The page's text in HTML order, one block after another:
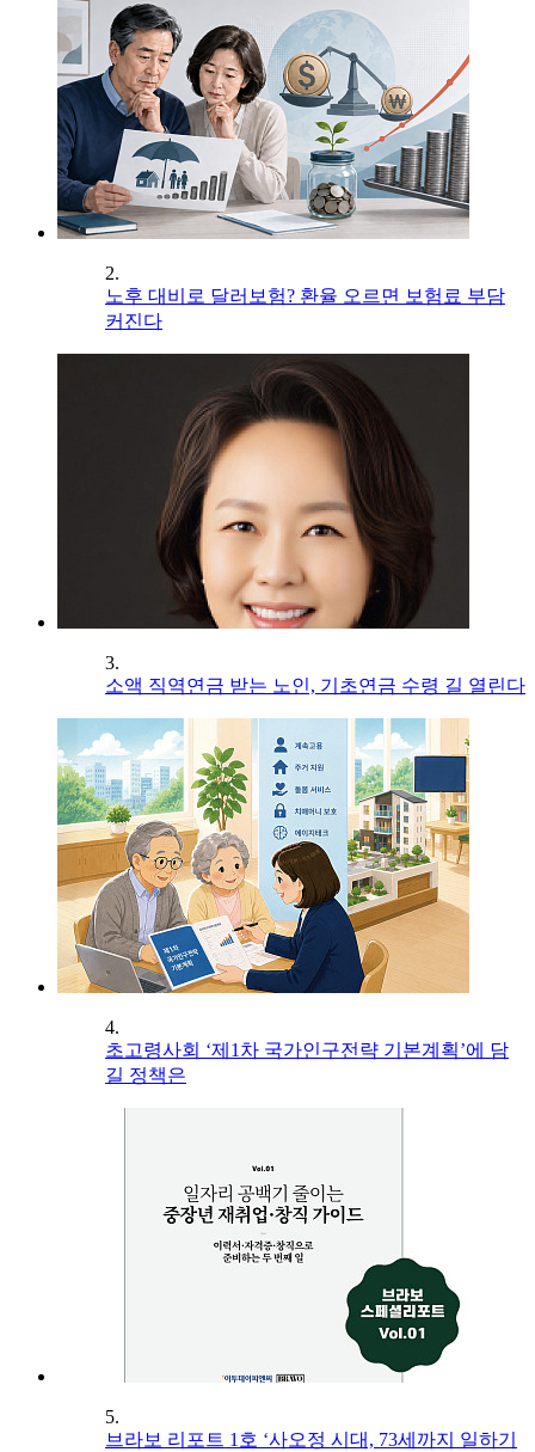
2.
노후 대비로 달러보험? 환율 오르면 보험료 부담
커진다
3.
소액 직역연금 받는 노인, 기초연금 수령 길 열린다
4.
초고령사회 ‘제1차 국가인구전략 기본계획’에 담
길 정책은
5.
브라보 리포트 1호 ‘사오정 시대, 73세까지 일하기